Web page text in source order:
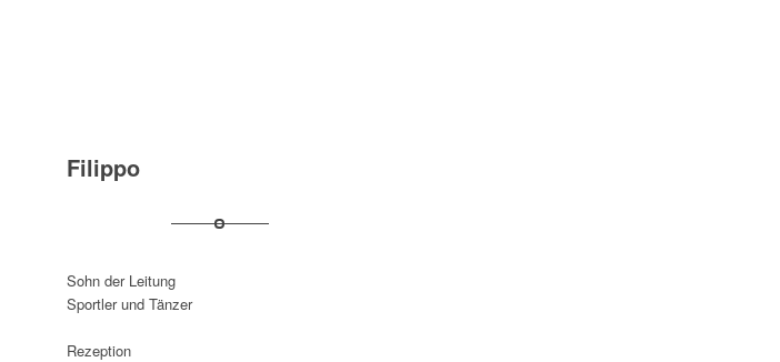
Filippo
Sohn der Leitung
Sportler und Tänzer
Rezeption